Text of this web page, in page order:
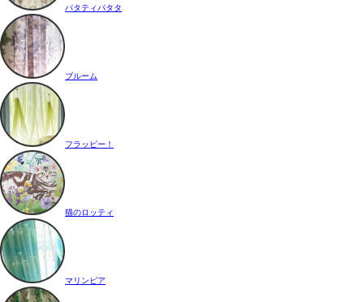
パタティパタタ
ブルーム
フラッピー！
猫のロッティ
マリンピア